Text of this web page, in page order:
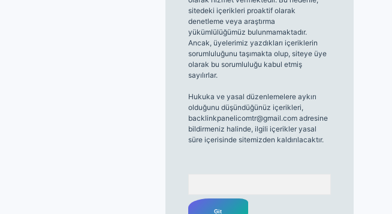
sitedeki içerikleri proaktif olarak
denetleme veya araştırma
yükümlülüğümüz bulunmamaktadır.
Ancak, üyelerimiz yazdıkları içeriklerin
sorumluluğunu taşımakta olup, siteye üye
olarak bu sorumluluğu kabul etmiş
sayılırlar.
Hukuka ve yasal düzenlemelere aykırı
olduğunu düşündüğünüz içerikleri,
backlinkpanelicomtr@gmail.comadresine
bildirmeniz halinde, ilgili içerikler yasal
süre içerisinde sitemizden kaldırılacaktır.